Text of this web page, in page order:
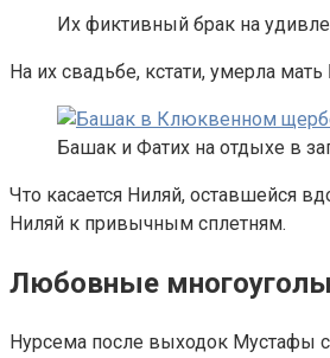
Их фиктивный брак на
На их свадьбе, кстати, умерла
Башак и Фатих на отдыхе в
Что касается Ниляй, оставшейся
Ниляй к привычным сплетням.
Любовные
Нурсема после выходок Мустафы